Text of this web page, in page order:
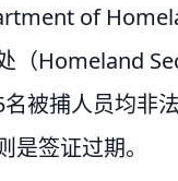
of
（Homeland
被捕人员均非
签证过期。